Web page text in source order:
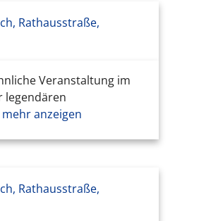
Rathausstraße,
Veranstaltung im
legendären
mehr anzeigen
Rathausstraße,